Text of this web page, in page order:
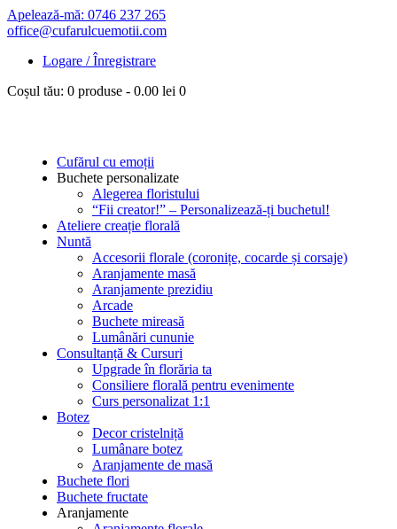
Apelează-mă: 0746 237 265
office@cufarulcuemotii.com
Logare / Înregistrare
Coșul tău: 0 produse - 0.00 lei 0
Cufărul cu emoții
Buchete personalizate
Alegerea floristului
“Fii creator!” – Personalizează-ți buchetul!
Ateliere creație florală
Nuntă
Accesorii florale (coronițe, cocarde și corsaje)
Aranjamente masă
Aranjamente prezidiu
Arcade
Buchete mireasă
Lumânări cununie
Consultanță & Cursuri
Upgrade în florăria ta
Consiliere florală pentru evenimente
Curs personalizat 1:1
Botez
Decor cristelniță
Lumânare botez
Aranjamente de masă
Buchete flori
Buchete fructate
Aranjamente